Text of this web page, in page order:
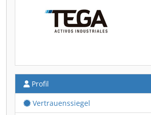
Profil
Vertrauenssiegel